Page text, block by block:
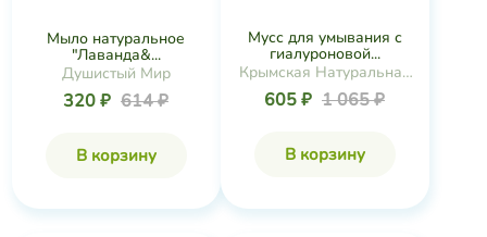
Мыло натуральное
"Лаванда&...
Душистый Мир
320 ₽ 614 ₽
В корзину
Мусс для умывания с
гиалуроновой...
Крымская Натуральная
Коллекция
605 ₽ 1 065 ₽
В корзину